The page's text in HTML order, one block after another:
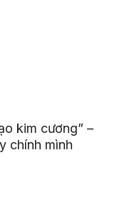
kim cương” –
chính mình